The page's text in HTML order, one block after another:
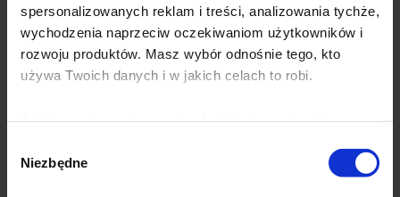
spersonalizowanych reklam i treści, analizowania tychże,
wychodzenia naprzeciw oczekiwaniom użytkowników i
rozwoju produktów. Masz wybór odnośnie tego, kto
używa Twoich danych i w jakich celach to robi.
geograficznej z dokładnością nawet do kilku metrów
Identyfikować Twoje urządzenie, aktywnie analizując
zgody
Niezbędne
Znakowanie na
odzieży już od 5
sztuk
Zobacz nasze
realizacje →
*Cena zależy od ilości:
41-70 szt.